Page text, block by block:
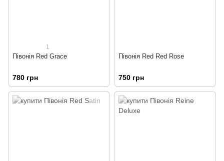
1
Півонія Red Grace
780 грн
Півонія Red Red Rose
750 грн